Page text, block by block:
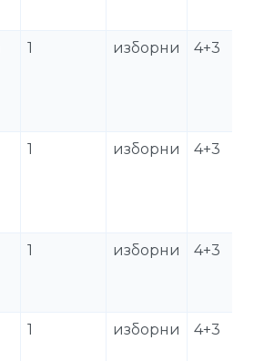
1 изборни 4+3
1 изборни 4+3
1 изборни 4+3
1 изборни 4+3